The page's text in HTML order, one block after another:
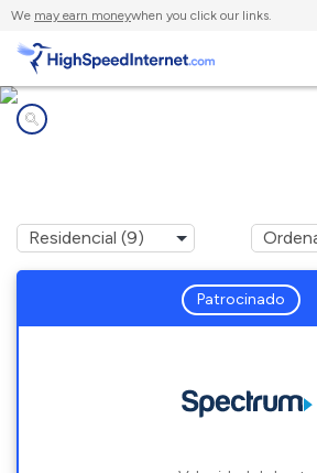
We may earn moneywhen you click our links.
Patrocinado